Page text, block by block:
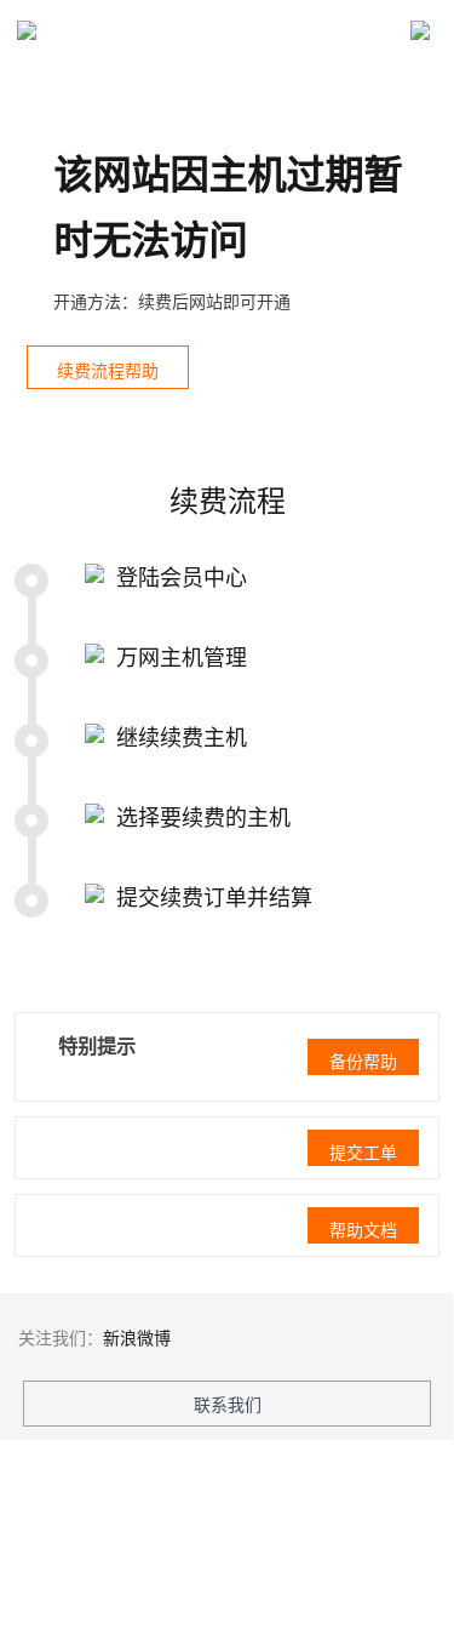
该网站因主机过期暂
时无法访问
开通方法：续费后网站即可开通
续费流程帮助
续费流程
登陆会员中心
万网主机管理
继续续费主机
选择要续费的主机
提交续费订单并结算
特别提示
备份帮助
提交工单
帮助文档